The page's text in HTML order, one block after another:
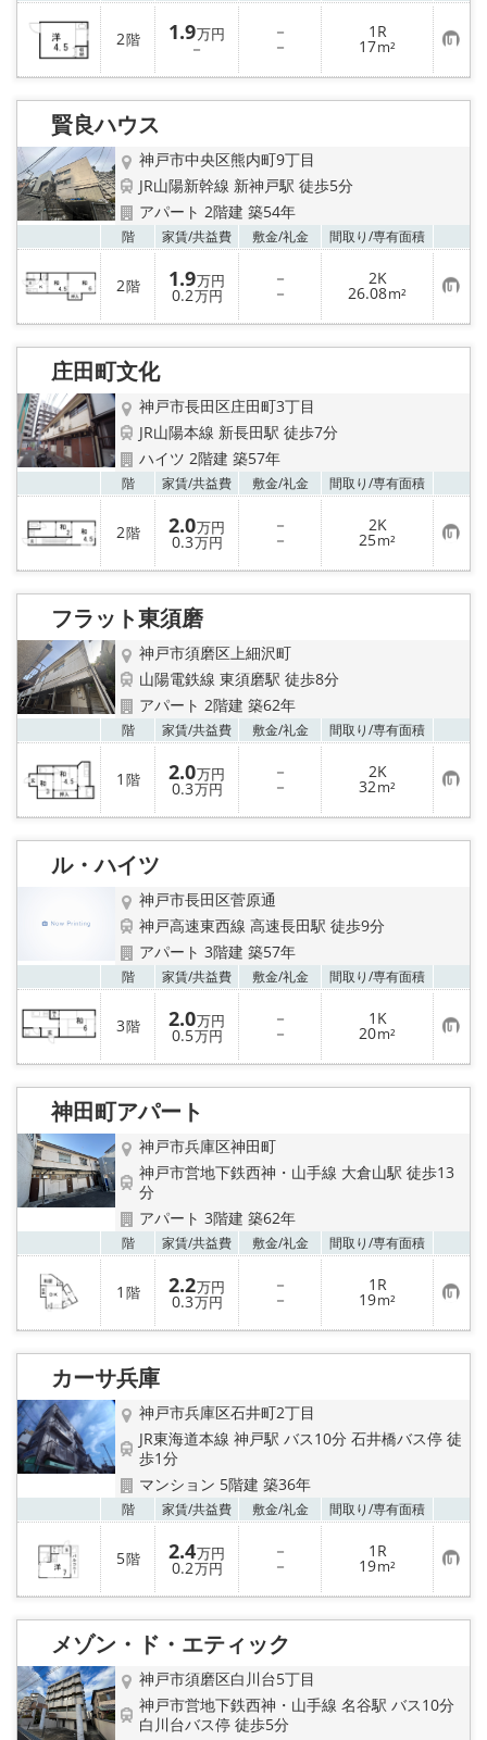
2階 1.9万円
－
－
－
1R
17m² お
気
に
り
賢良ハウス
神戸市中央区熊内町9丁目
JR山陽新幹線 新神戸駅 徒歩5分
アパート 2階建 築54年
階 家賃/共益費 敷金/礼金 間取り/専有面積
2階 1.9万円
0.2万円
－
－
2K
26.08m² お
気
に
り
庄田町文化
神戸市長田区庄田町3丁目
JR山陽本線 新長田駅 徒歩7分
ハイツ 2階建 築57年
階 家賃/共益費 敷金/礼金 間取り/専有面積
2階 2.0万円
0.3万円
－
－
2K
25m² お
気
に
り
フラット東須磨
神戸市須磨区上細沢町
山陽電鉄線 東須磨駅 徒歩8分
アパート 2階建 築62年
階 家賃/共益費 敷金/礼金 間取り/専有面積
1 階 2.0万円
0.3万円
－
－
2K
32m² お
気
に
り
ル・ハイツ
神戸市長田区菅原通
神戸高速東西線 高速長田駅 徒歩9分
アパート 3階建 築57年
階 家賃/共益費 敷金/礼金 間取り/専有面積
3階 2.0万円
0.5万円
－
－
1K
20m² お
気
に
り
神田町アパート
神戸市兵庫区神田町
神戸市営地下鉄西神・山手線 大倉山駅 徒歩13
分
アパート 3階建 築62年
階 家賃/共益費 敷金/礼金 間取り/専有面積
1 階 2.2万円
0.3万円
－
－
1R
19m² お
気
に
り
カーサ兵庫
神戸市兵庫区石井町2丁目
JR東海道本線 神戸駅 バス10分 石井橋バス停 徒
歩1分
マンション 5階建 築36年
階 家賃/共益費 敷金/礼金 間取り/専有面積
5階 2.4万円
0.2万円
－
－
1R
19m² お
気
に
り
メゾン・ド・エティック
神戸市須磨区白川台5丁目
神戸市営地下鉄西神・山手線 名谷駅 バス10分
白川台バス停 徒歩5分